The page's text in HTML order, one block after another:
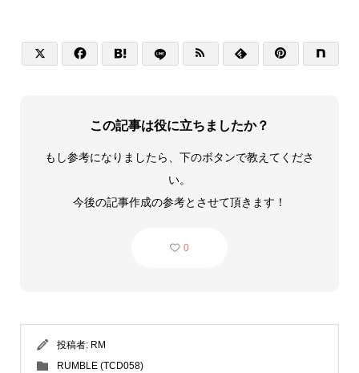
     
この記事は役に立ちましたか？
もし参考になりましたら、下のボタンで教えてくださ
い。
今後の記事作成の参考とさせて頂きます！
0
投稿者: RM
RUMBLE (TCD058)